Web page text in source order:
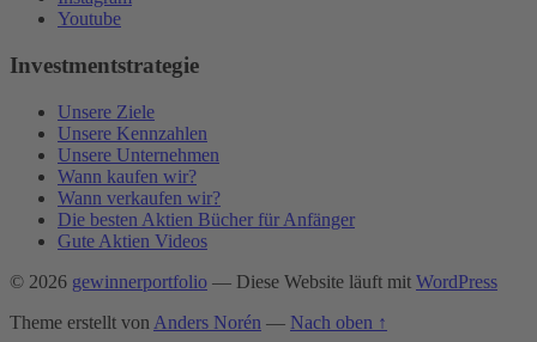
Youtube
Investmentstrategie
Unsere Ziele
Unsere Kennzahlen
Unsere Unternehmen
Wann kaufen wir?
Wann verkaufen wir?
Die besten Aktien Bücher für Anfänger
Gute Aktien Videos
© 2026 gewinnerportfolio — Diese Website läuft mit WordPress
Theme erstellt von Anders Norén — Nach oben ↑